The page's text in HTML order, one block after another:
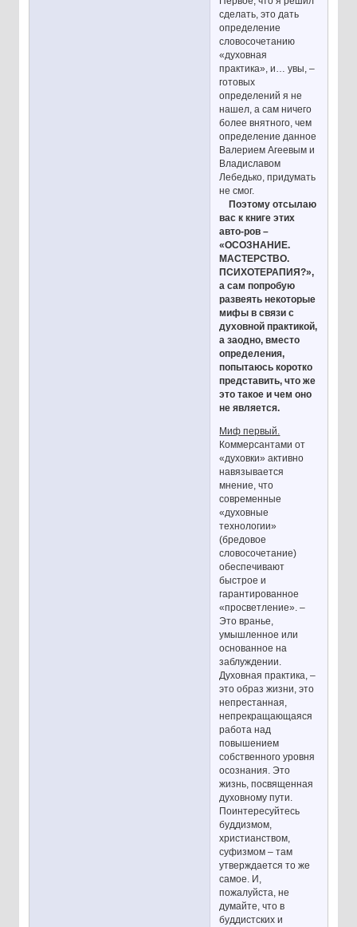
сделать, это дать
определение
словосочетанию
«духовная
практика», и… увы, –
готовых
определений я не
нашел, а сам ничего
более внятного, чем
определение данное
Валерием Агеевым и
Владиславом
Лебедько, придумать
не смог.
Поэтому отсылаю
вас к книге этих
авто-ров –
«ОСОЗНАНИЕ.
МАСТЕРСТВО.
ПСИХОТЕРАПИЯ?»,
а сам попробую
развеять некоторые
мифы в связи с
духовной практикой,
а заодно, вместо
определения,
попытаюсь коротко
представить, что же
это такое и чем оно
не является.
Миф первый.
Коммерсантами от
«духовки» активно
навязывается
мнение, что
современные
«духовные
технологии»
(бредовое
словосочетание)
обеспечивают
быстрое и
гарантированное
«просветление». –
Это вранье,
умышленное или
основанное на
заблуждении.
Духовная практика, –
это образ жизни, это
непрестанная,
непрекращающаяся
работа над
повышением
собственного уровня
осознания. Это
жизнь, посвященная
духовному пути.
Поинтересуйтесь
буддизмом,
христианством,
суфизмом – там
утверждается то же
самое. И,
пожалуйста, не
думайте, что в
буддистских и